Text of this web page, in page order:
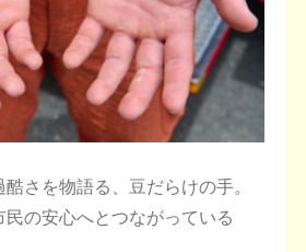
さを物語る、豆だらけの手。
民の安心へとつながっている